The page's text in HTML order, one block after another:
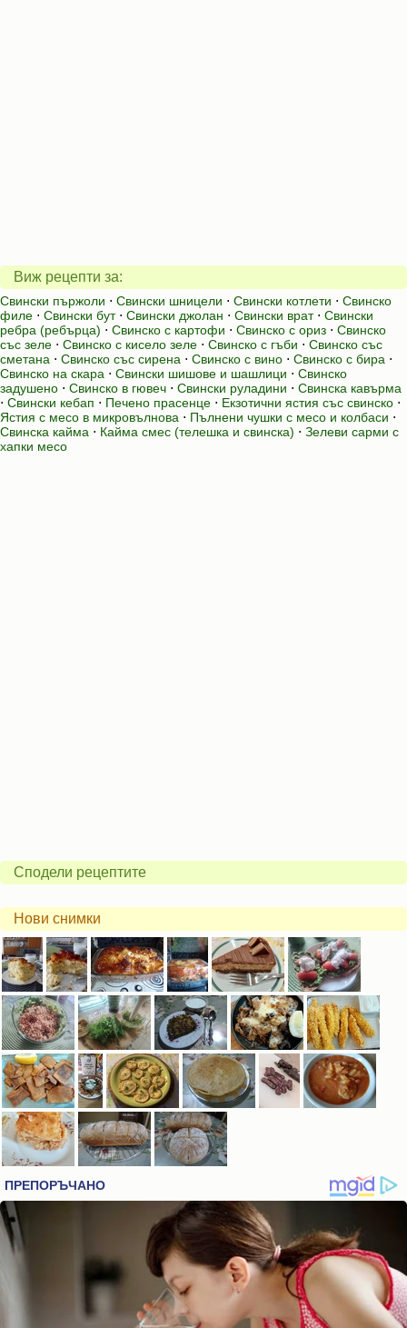
Виж рецепти за:
Свински пържоли ⋅ Свински шницели ⋅ Свински котлети ⋅ Свинско
филе ⋅ Свински бут⋅ Свински джолан ⋅ Свински врат⋅ Свински
ребра (ребърца) ⋅ Свинско с картофи ⋅ Свинско с ориз ⋅ Свинско
със зеле ⋅ Свинско с кисело зеле ⋅ Свинско с гъби ⋅ Свинско със
сметана ⋅ Свинско със сирена ⋅ Свинско с вино ⋅ Свинско с бира ⋅
Свинско на скара ⋅ Свински шишове и шашлици ⋅ Свинско
задушено ⋅ Свинско в гювеч ⋅ Свински руладини ⋅ Свинска кавърма
⋅ Свински кебап ⋅ Печено прасенце ⋅ Екзотични ястия със свинско ⋅
Ястия с месо в микровълнова ⋅ Пълнени чушки с месо и колбаси ⋅
Свинска кайма ⋅ Кайма смес (телешка и свинска) ⋅ Зелеви сарми с
хапки месо
Сподели рецептите
Нови снимки